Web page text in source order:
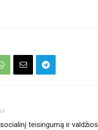
teisingumą ir valdžios